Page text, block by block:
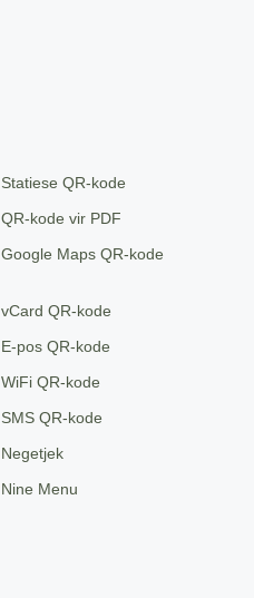
Statiese QR-kode
QR-kode vir PDF
Google Maps QR-kode
vCard QR-kode
E-pos QR-kode
WiFi QR-kode
SMS QR-kode
Negetjek
Nine Menu